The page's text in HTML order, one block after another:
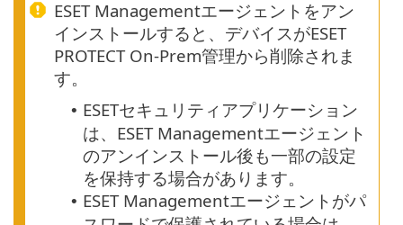
ESET Managementエージェントをアン
インストールすると、デバイスがESET
PROTECT On-Prem管理から削除されま
す。
• ESETセキュリティアプリケーション
は、ESET Managementエージェント
のアンインストール後も一部の設定
を保持する場合があります。
• ESET Managementエージェントがパ